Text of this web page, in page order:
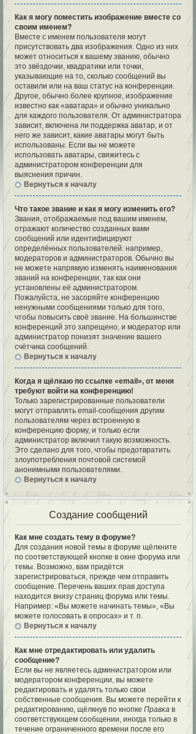
Как я могу поместить изображение вместе со
своим именем?
Вместе с именем пользователя могут
присутствовать два изображения. Одно из них
может относиться к вашему званию, обычно
это звёздочки, квадратики или точки,
указывающие на то, сколько сообщений вы
оставили или на ваш статус на конференции.
Другое, обычно более крупное, изображение
известно как «аватара» и обычно уникально
для каждого пользователя. От администратора
зависит, включена ли поддержка аватар, и от
него же зависит, какие аватары могут быть
использованы. Если вы не можете
использовать аватары, свяжитесь с
администратором конференции для
выяснения причин.
Вернуться к началу
Что такое звание и как я могу изменить его?
Звания, отображаемые под вашим именем,
отражают количество созданных вами
сообщений или идентифицируют
определённых пользователей: например,
модераторов и администраторов. Обычно вы
не можете напрямую изменять наименования
званий на конференции, так как они
установлены её администратором.
Пожалуйста, не засоряйте конференцию
ненужными сообщениями только для того,
чтобы повысить своё звание. На большинстве
конференций это запрещено, и модератор или
администратор понизят значение вашего
счётчика сообщений.
Вернуться к началу
Когда я щёлкаю по ссылке «email», от меня
требуют войти на конференцию!
Только зарегистрированные пользователи
могут отправлять email-сообщения другим
пользователям через встроенную в
конференцию форму, и только если
администратор включил такую возможность.
Это сделано для того, чтобы предотвратить
злоупотребления почтовой системой
анонимными пользователями.
Вернуться к началу
Создание сообщений
Как мне создать тему в форуме?
Для создания новой темы в форуме щёлкните
по соответствующей кнопке в окне форума или
темы. Возможно, вам придётся
зарегистрироваться, прежде чем отправить
сообщение. Перечень ваших прав доступа
находится внизу страниц форума или темы.
Например: «Вы можете начинать темы», «Вы
можете голосовать в опросах» и т. п.
Вернуться к началу
Как мне отредактировать или удалить
сообщение?
Если вы не являетесь администратором или
модератором конференции, вы можете
редактировать и удалять только свои
собственные сообщения. Вы можете перейти к
редактированию, щёлкнув по кнопке Правка в
соответствующем сообщении, иногда только в
течение ограниченного времени после его